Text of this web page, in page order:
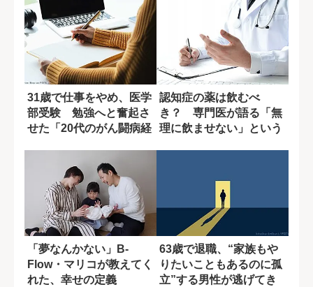
31歳で仕事をやめ、医学
部受験 勉強へと奮起さ
せた「20代のがん闘病経
認知症の薬は飲むべ
き？ 専門医が語る「無
理に飲ませない」という
「夢なんかない」B-
Flow・マリコが教えてく
れた、幸せの定義
63歳で退職、“家族もや
りたいこともあるのに孤
立”する男性が逃げてき